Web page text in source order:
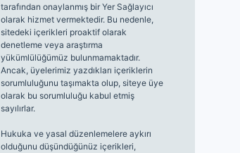
tarafından onaylanmış bir Yer Sağlayıcı
olarak hizmet vermektedir. Bu nedenle,
sitedeki içerikleri proaktif olarak
denetleme veya araştırma
yükümlülüğümüz bulunmamaktadır.
Ancak, üyelerimiz yazdıkları içeriklerin
sorumluluğunu taşımakta olup, siteye üye
olarak bu sorumluluğu kabul etmiş
sayılırlar.
Hukuka ve yasal düzenlemelere aykırı
olduğunu düşündüğünüz içerikleri,